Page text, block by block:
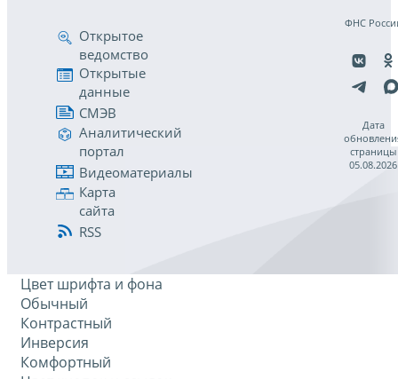
Открытое
ведомство
Открытые
данные
СМЭВ
Аналитический
портал
Видеоматериалы
Карта
сайта
RSS
ФНС
Дата
страницы
05.08.2026
Цвет шрифта и фона
Обычный
Контрастный
Инверсия
Комфортный